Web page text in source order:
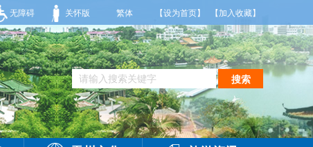
3级，气温26到35度，相对湿度70%到95%。雷州市气象台2026年08月07日傍晚
无障碍 关怀版 繁体 【设为首页】 【加入收藏】
搜索